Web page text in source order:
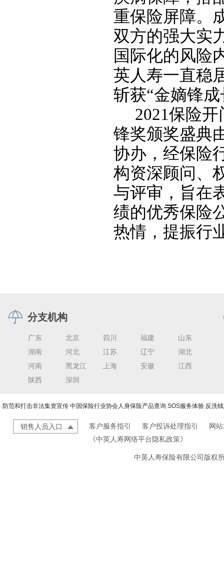
重保险屏障。
双方的强大实
国际化的风险
英人寿一直稳
斩获“金嫡锋
2021保险开
锋奖颁奖盛典
协办，经保险
构资深顾问、
与评审，旨在
绩的优秀保险
热情，提振行
分支机构
广东 北京 四川 福建
山东
湖南
河北 江苏 辽宁
湖北
河南
黑龙江 上海 安徽
江西
陕西
深圳
防范和打击非法集资宣传 中国保险行业协会人身保险产品查询 SOS服务体验 反洗
销售人员入口 客户服务指引 客户投诉处理指引
网
《中英人寿网络平台隐私政策》
中英人寿保险有限公司版权